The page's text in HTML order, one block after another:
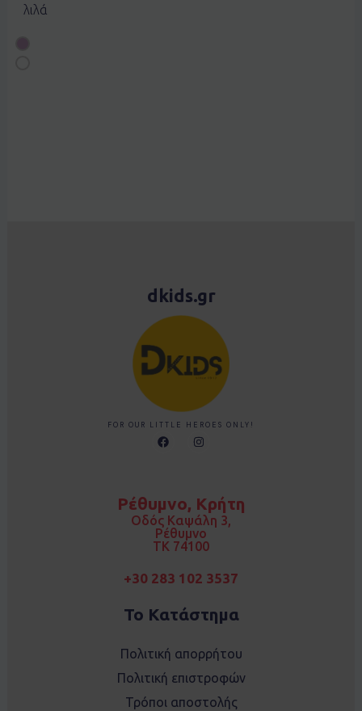
λιλά
dkids.gr
FOR OUR LITTLE HEROES ONLY!
F
a
o
k
I
n
r
a
m
Ρέθυμνο, Κρήτη
Οδός Καψάλη 3,
Ρέθυμνο
TK 74100
+30 283 102 3537
Το Κατάστημα
Πολιτική απορρήτου
Πολιτική επιστροφών
Τρόποι αποστολής